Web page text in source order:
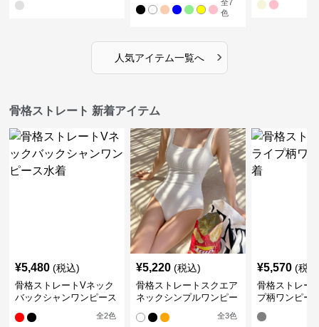
全7
色
人気アイテム一覧へ ›
骨格ストレート 新着アイテム
¥5,480 (税込)
骨格ストレートVネック
バックシャンワンピース
全2色
¥5,220 (税込)
骨格ストレートスクエア
ネックシンプルワンピー
全3色
¥5,570 (税
骨格ストレー
プ柄ワンピー